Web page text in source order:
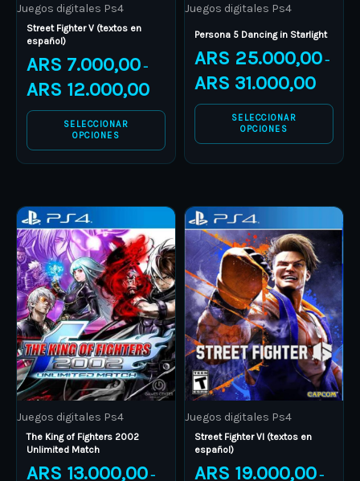
Juegos digitales Ps4
Street Fighter V (textos en
español)
ARS 7.000,00 –
ARS 12.000,00
SELECCIONAR
OPCIONES
chosen
on
the
product
Juegos digitales Ps4
Persona 5 Dancing in Starlight
ARS 25.000,00 –
ARS 31.000,00
SELECCIONAR
OPCIONES
chosen
on
the
product
page
Juegos digitales Ps4
The King of Fighters 2002
Unlimited Match
ARS 13.000,00 –
range:
ARS 13.000,00
through
ARS 19.000,00
This
product
has
multiple
variants.
The
options
may
be
chosen
on
the
Juegos digitales Ps4
Street Fighter VI (textos en
español)
ARS 19.000,00 –
Price
range:
ARS
ARS
This
product
has
multiple
variants.
The
options
may
be
chosen
on
the